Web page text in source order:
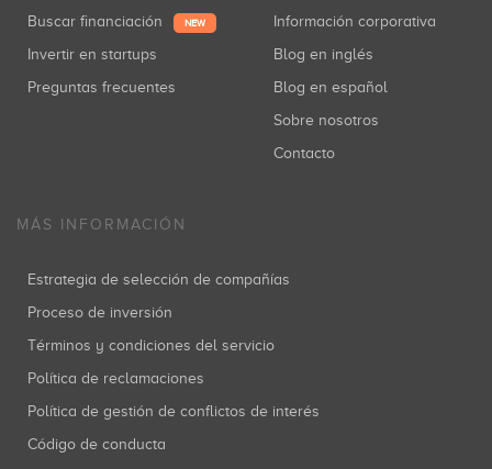
Buscar financiación NEW
Invertir en startups
Preguntas frecuentes
Información corporativa
Blog en inglés
Blog en español
Sobre nosotros
Contacto
MÁS INFORMACIÓN
Estrategia de selección de compañías
Proceso de inversión
Términos y condiciones del servicio
Política de reclamaciones
Política de gestión de conflictos de interés
Código de conducta